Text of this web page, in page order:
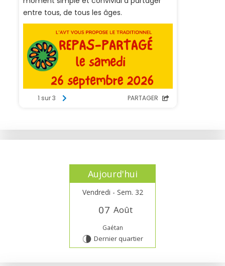
Aujourd'hui
Vendredi - Sem. 32
07 Août
Gaétan
U Dernier quartier